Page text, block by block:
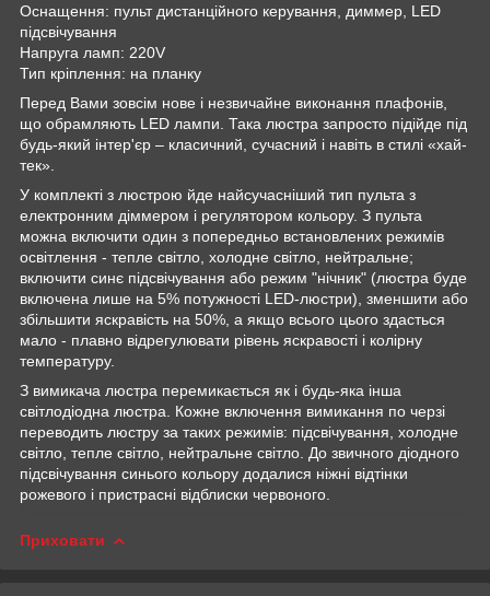
Оснащення: пульт дистанційного керування, диммер, LED
підсвічування
Напруга ламп: 220V
Тип кріплення: на планку
Перед Вами зовсім нове і незвичайне виконання плафонів,
що обрамляють LED лампи. Така люстра запросто підійде під
будь-який інтер'єр – класичний, сучасний і навіть в стилі «хай-
тек».
У комплекті з люстрою йде найсучасніший тип пульта з
електронним діммером і регулятором кольору. З пульта
можна включити один з попередньо встановлених режимів
освітлення - тепле світло, холодне світло, нейтральне;
включити синє підсвічування або режим "нічник" (люстра буде
включена лише на 5% потужності LED-люстри), зменшити або
збільшити яскравість на 50%, а якщо всього цього здасться
мало - плавно відрегулювати рівень яскравості і колірну
температуру.
З вимикача люстра перемикається як і будь-яка інша
світлодіодна люстра. Кожне включення вимикання по черзі
переводить люстру за таких режимів: підсвічування, холодне
світло, тепле світло, нейтральне світло. До звичного діодного
підсвічування синього кольору додалися ніжні відтінки
рожевого і пристрасні відблиски червоного.
Приховати